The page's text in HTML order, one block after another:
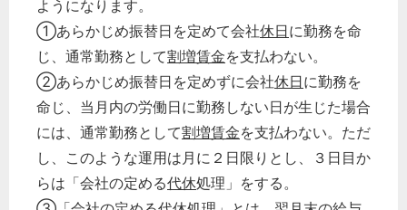
ようになります。
①あらかじめ振替日を定めて会社休日に勤務を命
じ、通常勤務として割増賃金を支払わない。
②あらかじめ振替日を定めずに会社休日に勤務を
命じ、当月内の労働日に勤務しない日が生じた場合
には、通常勤務として割増賃金を支払わない。ただ
し、このような運用は月に２日限りとし、３日目か
らは「会社の定める代休処理」をする。